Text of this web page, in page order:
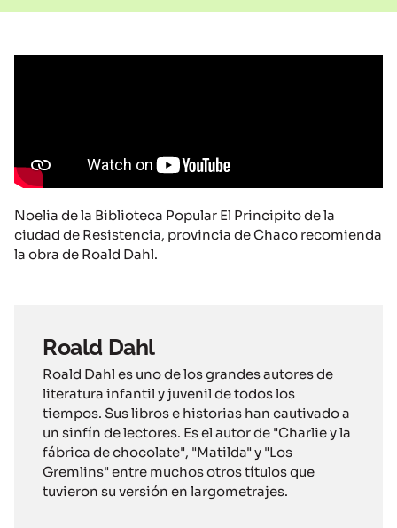
Noelia de la Biblioteca Popular El Principito de la
ciudad de Resistencia, provincia de Chaco recomienda
la obra de Roald Dahl.
Roald Dahl
Roald Dahl es uno de los grandes autores de
literatura infantil y juvenil de todos los
tiempos. Sus libros e historias han cautivado a
un sinfín de lectores. Es el autor de "Charlie y la
fábrica de chocolate", "Matilda" y "Los
Gremlins" entre muchos otros títulos que
tuvieron su versión en largometrajes.